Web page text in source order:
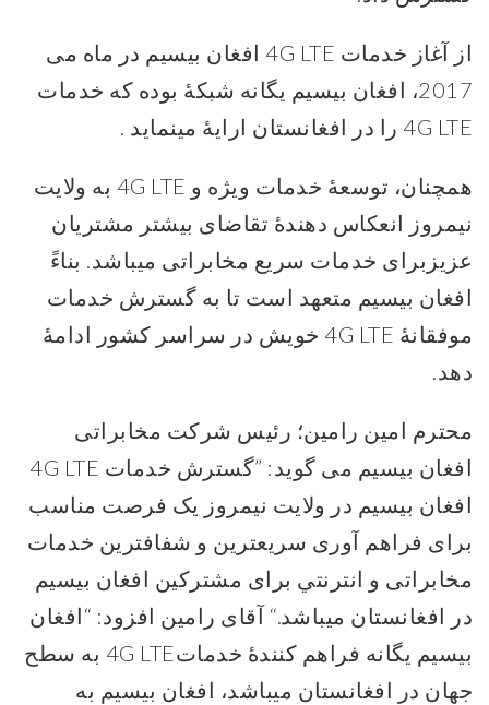
از آغاز خدمات 4G LTE افغان بيسیم در ماه می
2017، افغان بیسیم یگانه شبکۀ بوده که خدمات
4G LTE را در افغانستان ارایۀ مینماید .
همچنان، توسعۀ خدمات ویژه و 4G LTE به ولایت
نیمروز انعکاس دهندۀ تقاضای بیشتر مشتریان
عزیزبرای خدمات سریع مخابراتی میباشد. بناءً
افغان بیسیم متعهد است تا به گسترش خدمات
موفقانۀ 4G LTE خویش در سراسر کشور ادامۀ
دهد.
محترم امین رامین؛ رئیس شرکت مخابراتی
افغان بیسیم می گوید: ”گسترش خدمات 4G LTE
افغان بیسیم در ولایت نیمروز یک فرصت مناسب
برای فراهم آوری سریعترین و شفافترین خدمات
مخابراتی و انترنتي برای مشترکین افغان بیسیم
در افغانستان میباشد.“ آقای رامین افزود: “افغان
بیسیم یگانه فراهم کنندۀ خدمات4G LTE به سطح
جهان در افغانستان میباشد، افغان بیسیم به